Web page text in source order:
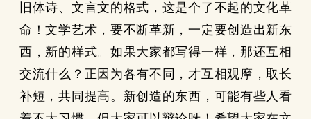
旧体诗、文言文的格式，这是个了不起的文化革
命！文学艺术，要不断革新，一定要创造出新东
西，新的样式。如果大家都写得一样，那还互相
交流什么？正因为各有不同，才互相观摩，取长
补短，共同提高。新创造的东西，可能有些人看